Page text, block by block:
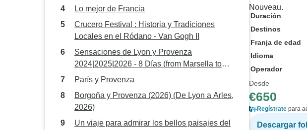
Lo mejor de Francia
Crucero Festival : Historia y Tradiciones
Locales en el Ródano - Van Gogh II
Sensaciones de Lyon y Provenza
2024|2025|2026 - 8 Días (from Marsella to
Lyon)
París y Provenza
Borgoña y Provenza (2026) (De Lyon a Arles,
2026)
Un viaje para admirar los bellos paisajes del
Nouveau.
Duración
Destinos
Franja de edad
Idioma
Operador
Desde
€650
Regístrate para
Descargar